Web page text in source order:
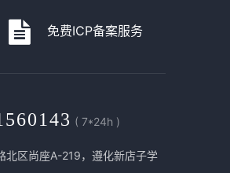
免费ICP备案服务
( 7*24h )
北区尚座A-219，遵化新店子学